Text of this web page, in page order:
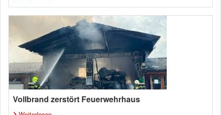
Vollbrand zerstört Feuerwehrhaus